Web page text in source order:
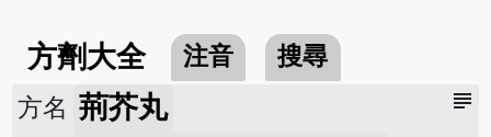
方劑大全 注音 搜尋
subject
方名 荊芥丸